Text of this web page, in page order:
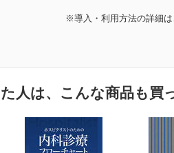
※導入・利用方法の詳細は
人は、こんな商品も買